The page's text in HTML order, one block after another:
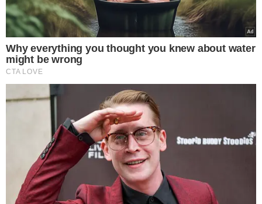
VEJA MAIS NOTÍCIAS